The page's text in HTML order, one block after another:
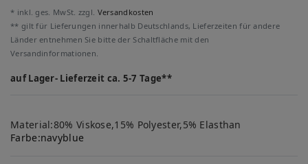
* inkl. ges. MwSt. zzgl. Versandkosten
** gilt für Lieferungen innerhalb Deutschlands, Lieferzeiten für andere
Länder entnehmen Sie bitte der Schaltfläche mit den
Versandinformationen.
auf Lager- Lieferzeit ca. 5-7 Tage**
Material:80% Viskose,15% Polyester,5% Elasthan
Farbe:navyblue